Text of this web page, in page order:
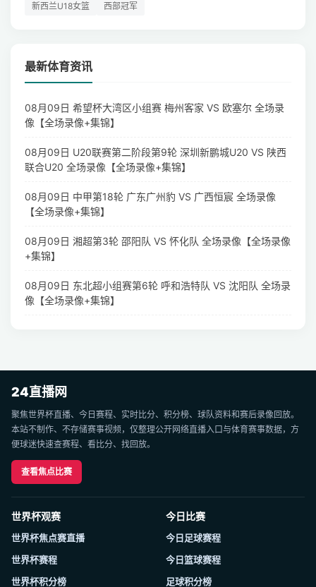
新西兰U18女篮
西部冠军
最新体育资讯
08月09日 希望杯大湾区小组赛 梅州客家 VS 欧塞尔 全场录
像【全场录像+集锦】
08月09日 U20联赛第二阶段第9轮 深圳新鹏城U20 VS 陕西
联合U20 全场录像【全场录像+集锦】
08月09日 中甲第18轮 广东广州豹 VS 广西恒宸 全场录像
【全场录像+集锦】
08月09日 湘超第3轮 邵阳队 VS 怀化队 全场录像【全场录像
+集锦】
08月09日 东北超小组赛第6轮 呼和浩特队 VS 沈阳队 全场录
像【全场录像+集锦】
24直播网
聚焦世界杯直播、今日赛程、实时比分、积分榜、球队资料和赛后录像回放。
本站不制作、不存储赛事视频，仅整理公开网络直播入口与体育赛事数据，方
便球迷快速查赛程、看比分、找回放。
查看焦点比赛
世界杯观赛
世界杯焦点赛直播
世界杯赛程
世界杯积分榜
今日比赛
今日足球赛程
今日篮球赛程
足球积分榜